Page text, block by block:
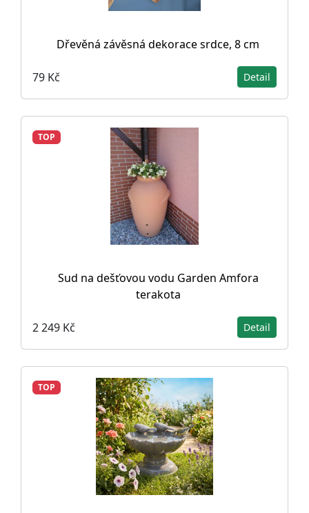
Dřevěná závěsná dekorace srdce, 8 cm
79 Kč Detail
TOP
Sud na dešťovou vodu Garden Amfora
terakota
2 249 Kč Detail
TOP